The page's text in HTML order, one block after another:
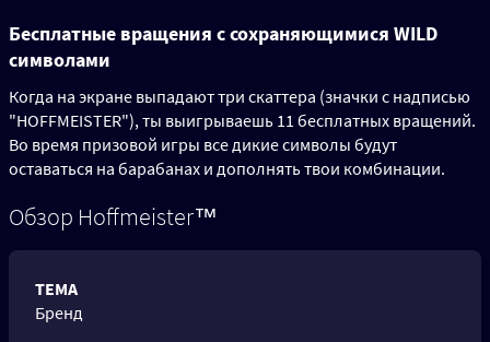
Бесплатные вращения с сохраняющимися WILD
символами
Когда на экране выпадают три скаттера (значки с надписью
"HOFFMEISTER"), ты выигрываешь 11 бесплатных вращений.
Во время призовой игры все дикие символы будут
оставаться на барабанах и дополнять твои комбинации.
Обзор Hoffmeister™
ТЕМА
Бренд